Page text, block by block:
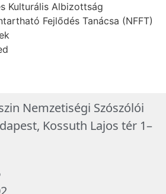
Kulturális Albizottság
Fejlődés Tanácsa (NFFT)
Nemzetiségi Szószólói
Kossuth Lajos tér 1–